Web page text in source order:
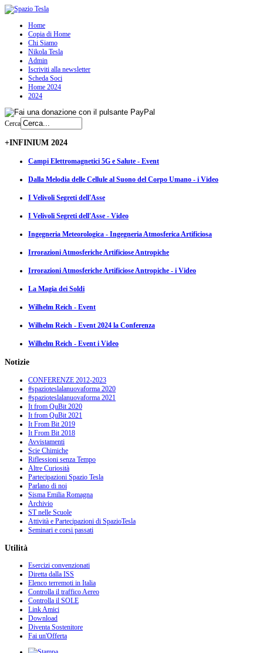
Home
Copia di Home
Chi Siamo
Nikola Tesla
Admin
Iscriviti alla newsletter
Scheda Soci
Home 2024
2024
Cerca
+INFINIUM 2024
Campi Elettromagnetici 5G e Salute - Event
Dalla Melodia delle Cellule al Suono del Corpo Umano - i Video
I Velivoli Segreti dell'Asse
I Velivoli Segreti dell'Asse - Video
Ingegneria Meteorologica - Ingegneria Atmosferica Artificiosa
Irrorazioni Atmosferiche Artificiose Antropiche
Irrorazioni Atmosferiche Artificiose Antropiche - i Video
La Magia dei Soldi
Wilhelm Reich - Event
Wilhelm Reich - Event 2024 la Conferenza
Wilhelm Reich - Event i Video
Notizie
CONFERENZE 2012-2023
#spazioteslalanuovaforma 2020
#spazioteslalanuovaforma 2021
It from QuBit 2020
It from QuBit 2021
It From Bit 2019
It From Bit 2018
Avvistamenti
Scie Chimiche
Riflessioni senza Tempo
Altre Curiosità
Partecipazioni Spazio Tesla
Parlano di noi
Sisma Emilia Romagna
Archivio
ST nelle Scuole
Attività e Partecipazioni di SpazioTesla
Seminari e corsi passati
Utilità
Esercizi convenzionati
Diretta dalla ISS
Elenco terremoti in Italia
Controlla il traffico Aereo
Controlla il SOLE
Link Amici
Download
Diventa Sostenitore
Fai un'Offerta